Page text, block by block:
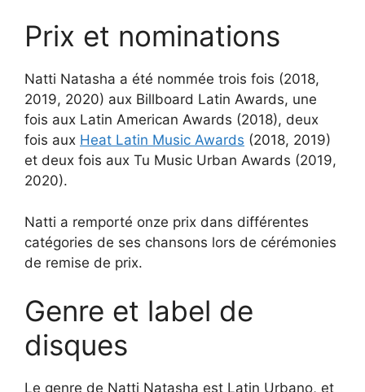
Prix et nominations
Natti Natasha a été nommée trois fois (2018,
2019, 2020) aux Billboard Latin Awards, une
fois aux Latin American Awards (2018), deux
fois aux Heat Latin Music Awards (2018, 2019)
et deux fois aux Tu Music Urban Awards (2019,
2020).
Natti a remporté onze prix dans différentes
catégories de ses chansons lors de cérémonies
de remise de prix.
Genre et label de
disques
Le genre de Natti Natasha est Latin Urbano, et